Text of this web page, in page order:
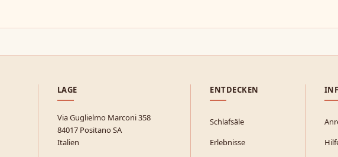
LAGE
Via Guglielmo Marconi 358
84017 Positano SA
Italien
ENTDECKEN
Schlafsäle
Erlebnisse